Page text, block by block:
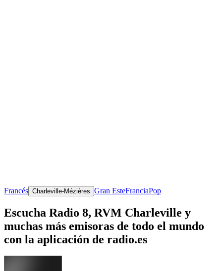
Francés Charleville-Mézières Gran EsteFranciaPop
Escucha Radio 8, RVM Charleville y
muchas más emisoras de todo el mundo
con la aplicación de radio.es